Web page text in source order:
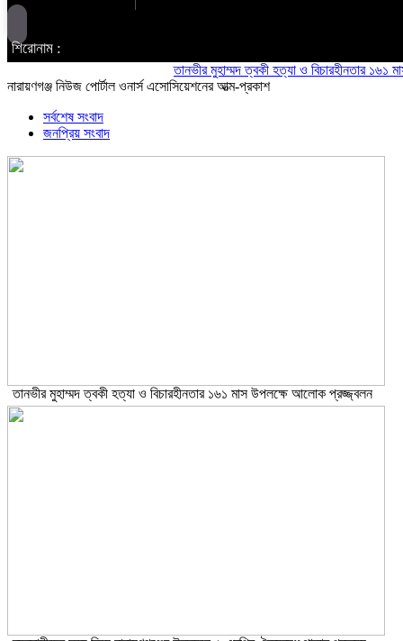
শিরোনাম :
তানভীর মুহাম্মদ ত্বকী হত্যা ও বিচারহীনতার ১৬১ মাস
নারায়ণগঞ্জ নিউজ পোর্টাল ওনার্স এসোসিয়েশনের আত্ম-প্রকাশ
সর্বশেষ সংবাদ
জনপ্রিয় সংবাদ
তানভীর মুহাম্মদ ত্বকী হত্যা ও বিচারহীনতার ১৬১ মাস উপলক্ষে আলোক প্রজ্জ্বলন